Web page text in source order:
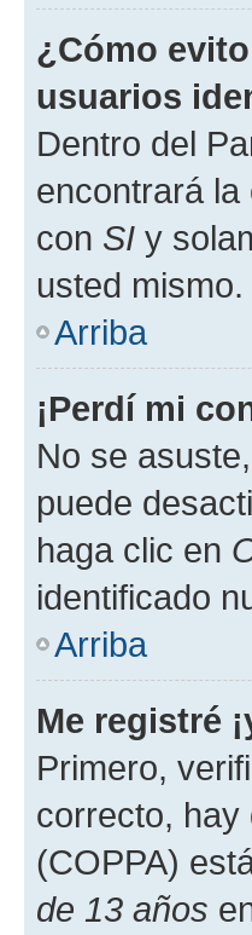
¿Cómo
usuarios
Dentro del
encontrará la
con SI y
usted
Arriba
¡Perdí mi
No se
puede
haga clic en
identificado
Arriba
Me registré
Primero,
correcto, hay
(COPPA)
de 13 años